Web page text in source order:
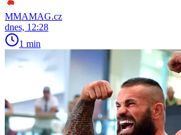
MMAMAG.cz
dnes, 12:28
1 min